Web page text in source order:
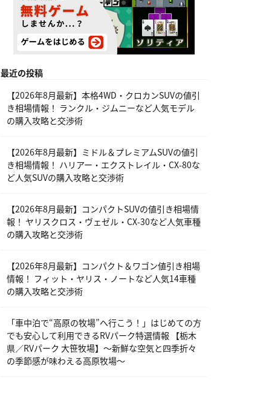
最近の投稿
【2026年8月最新】本格4WD・クロカンSUVの値引
き相場情報！ ランクル・ジムニーなど人気モデル
の購入攻略と交渉術
【2026年8月最新】ミドル＆プレミアムSUVの値引
き相場情報！ ハリアー・エクストレイル・CX-80な
ど人気SUVの購入攻略と交渉術
【2026年8月最新】コンパクトSUVの値引き相場情
報！ ヤリスクロス・ヴェゼル・CX-30など人気車種
の購入攻略と交渉術
【2026年8月最新】コンパクト＆ワゴン値引き相場
情報！ フィット・ヤリス・ノートなど人気14車種
の購入攻略と交渉術
「車中泊で“高原の牧場”へ行こう！」はじめての方
でも安心して利用できるRVパーク特選情報 【栃木
県／RVパーク 大笹牧場】～新鮮な空気と四季折々
の季節感が味わえる高原牧場～